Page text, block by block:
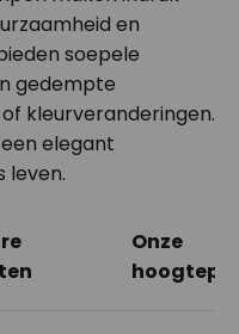
en
soepele
gedempte
kleurveranderingen.
elegant
leven.
Onze